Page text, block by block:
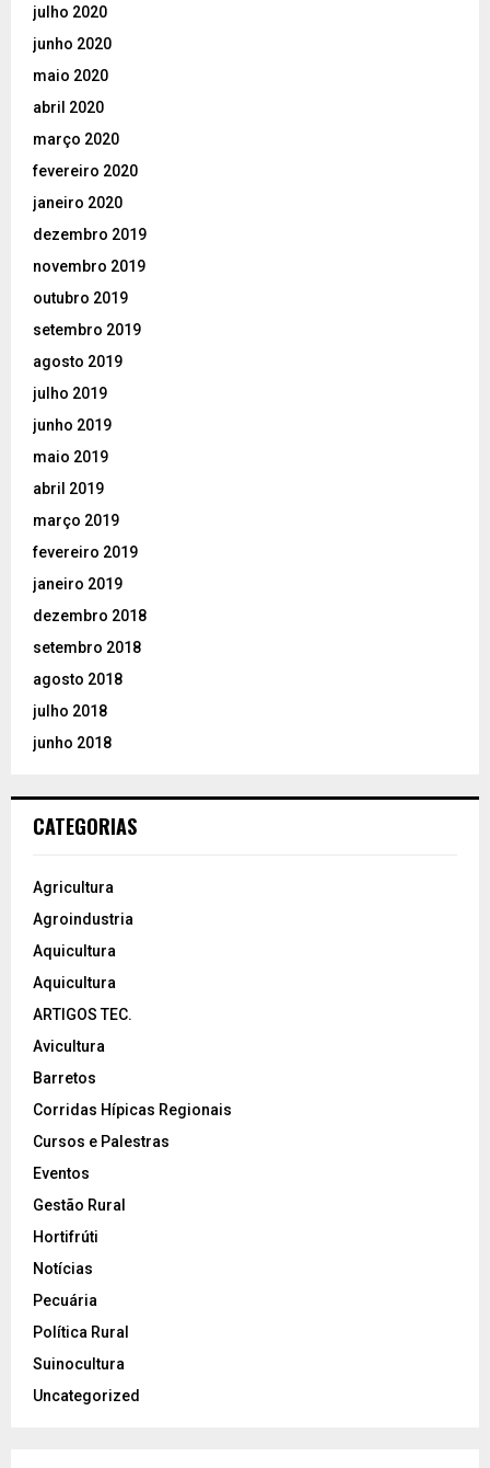
julho 2020
junho 2020
maio 2020
abril 2020
março 2020
fevereiro 2020
janeiro 2020
dezembro 2019
novembro 2019
outubro 2019
setembro 2019
agosto 2019
julho 2019
junho 2019
maio 2019
abril 2019
março 2019
fevereiro 2019
janeiro 2019
dezembro 2018
setembro 2018
agosto 2018
julho 2018
junho 2018
CATEGORIAS
Agricultura
Agroindustria
Aquicultura
Aquicultura
ARTIGOS TEC.
Avicultura
Barretos
Corridas Hípicas Regionais
Cursos e Palestras
Eventos
Gestão Rural
Hortifrúti
Notícias
Pecuária
Política Rural
Suinocultura
Uncategorized